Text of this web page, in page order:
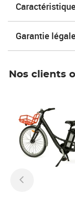
Garantie légale
Nos clients